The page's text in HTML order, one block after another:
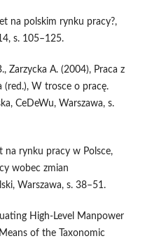
na polskim rynku pracy?,
s. 105–125.
Zarzycka A. (2004), Praca z
(red.), W trosce o pracę.
CeDeWu, Warszawa, s.
na rynku pracy w Polsce,
wobec zmian
Warszawa, s. 38–51.
High‑Level Manpower
of the Taxonomic